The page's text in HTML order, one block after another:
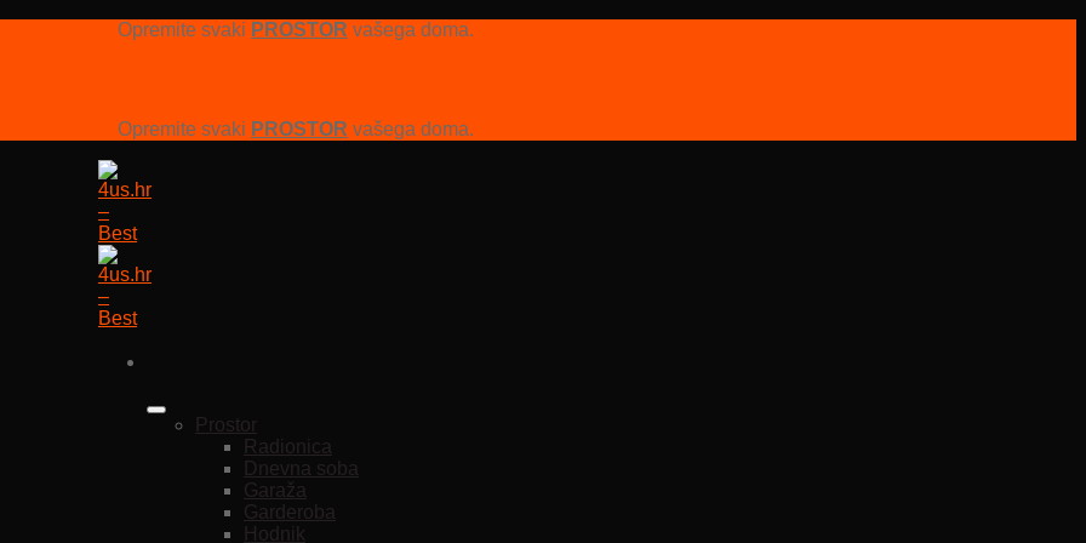
Opremite svaki PROSTOR vašega doma.
Opremite svaki PROSTOR vašega doma.
Prostor
Radionica
Dnevna soba
Garaža
Garderoba
Hodnik